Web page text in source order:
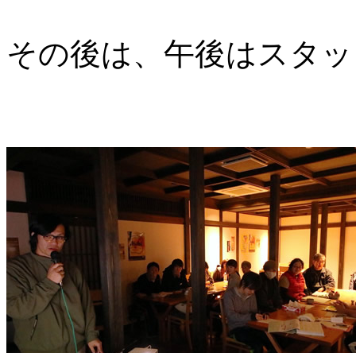
その後は、午後はスタ